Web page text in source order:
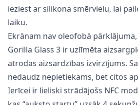
ieziest ar silikona smērvielu, lai
laiku.
Ekrānam nav oleofobā
Gorilla Glass 3 ir uzlīmēta
atrodas aizsardzības izvirzījums.
nedaudz nepietiekams, bet citos
Ierīcei ir lieliski strādājošs NFC